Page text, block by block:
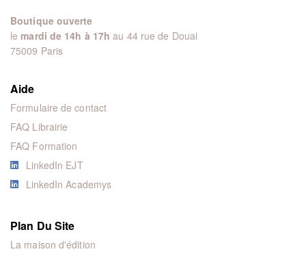
Boutique ouverte
le mardi de 14h à 17h au 44 rue de Douai
75009 Paris
Aide
Formulaire de contact
FAQ Librairie
FAQ Formation
LinkedIn EJT
LinkedIn Academys
Plan Du Site
La maison d'édition